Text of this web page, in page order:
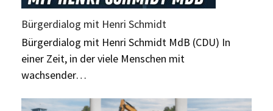
Bürgerdialog mit Henri Schmidt
Bürgerdialog mit Henri Schmidt MdB (CDU) In
einer Zeit, in der viele Menschen mit
wachsender…